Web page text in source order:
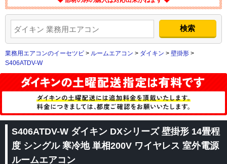
業務用エアコンのイーセツビ > ルームエアコン > ダイキン > 壁掛形 >
S406ATDV-W
S406ATDV-W ダイキン DXシリーズ 壁掛形 14畳程
度 シングル 寒冷地 単相200V ワイヤレス 室外電源
ルームエアコン